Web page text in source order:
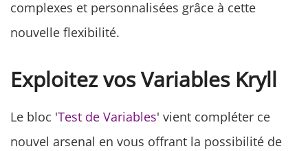
complexes et personnalisées grâce à cette
nouvelle flexibilité.
Exploitez vos Variables Kryll
Le bloc 'Test de Variables' vient compléter ce
nouvel arsenal en vous offrant la possibilité de